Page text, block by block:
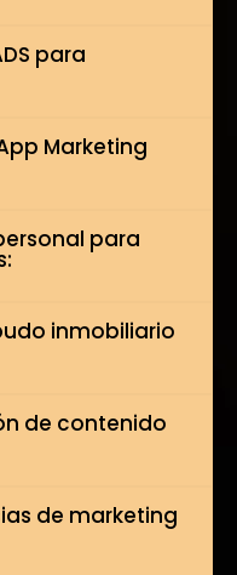
para
Marketing
para
inmobiliario
de contenido
de marketing